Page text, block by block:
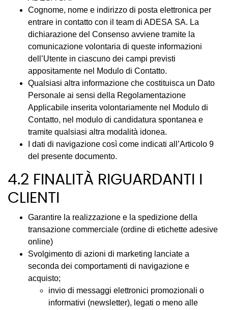
Cognome, nome e indirizzo di posta elettronica per
entrare in contatto con il team di ADESA SA. La
dichiarazione del Consenso avviene tramite la
comunicazione volontaria di queste informazioni
dell’Utente in ciascuno dei campi previsti
appositamente nel Modulo di Contatto.
Qualsiasi altra informazione che costituisca un Dato
Personale ai sensi della Regolamentazione
Applicabile inserita volontariamente nel Modulo di
Contatto, nel modulo di candidatura spontanea e
tramite qualsiasi altra modalità idonea.
I dati di navigazione così come indicati all’Articolo 9
del presente documento.
4.2 FINALITÀ RIGUARDANTI I
CLIENTI
Garantire la realizzazione e la spedizione della
transazione commerciale (ordine di etichette adesive
online)
Svolgimento di azioni di marketing lanciate a
seconda dei comportamenti di navigazione e
acquisto;
invio di messaggi elettronici promozionali o
informativi (newsletter), legati o meno alle